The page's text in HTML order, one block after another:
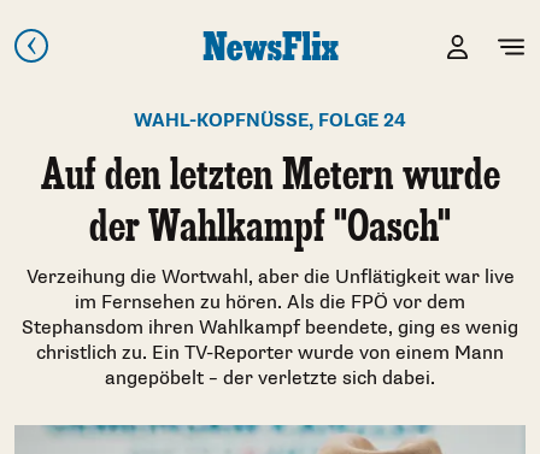
WAHL-KOPFNÜSSE, FOLGE 24
Auf den letzten Metern wurde
der Wahlkampf "Oasch"
Verzeihung die Wortwahl, aber die Unflätigkeit war live
im Fernsehen zu hören. Als die FPÖ vor dem
Stephansdom ihren Wahlkampf beendete, ging es wenig
christlich zu. Ein TV-Reporter wurde von einem Mann
angepöbelt – der verletzte sich dabei.